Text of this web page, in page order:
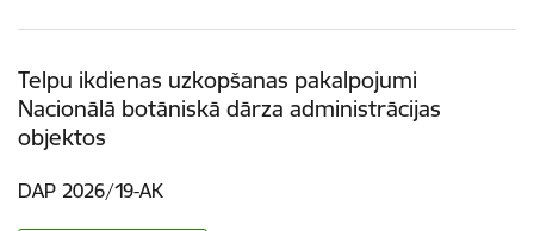
Telpu ikdienas uzkopšanas pakalpojumi
Nacionālā botāniskā dārza administrācijas
objektos
DAP 2026/19-AK